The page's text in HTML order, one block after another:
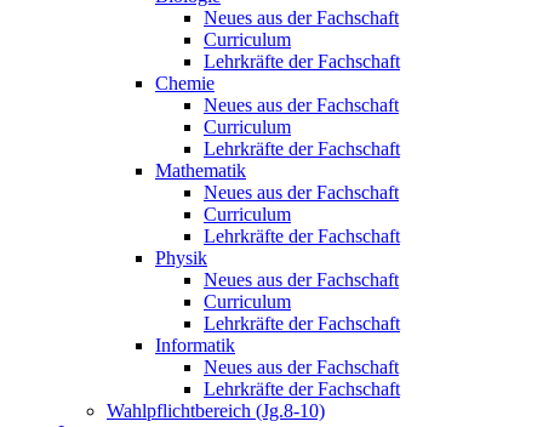
Neues aus der Fachschaft
Curriculum
Lehrkräfte der Fachschaft
Chemie
Neues aus der Fachschaft
Curriculum
Lehrkräfte der Fachschaft
Mathematik
Neues aus der Fachschaft
Curriculum
Lehrkräfte der Fachschaft
Physik
Neues aus der Fachschaft
Curriculum
Lehrkräfte der Fachschaft
Informatik
Neues aus der Fachschaft
Lehrkräfte der Fachschaft
Wahlpflichtbereich (Jg.8-10)